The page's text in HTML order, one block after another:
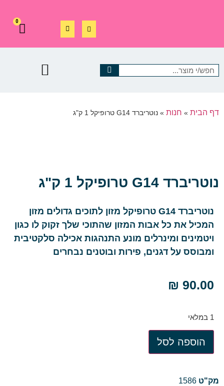
0
דף הבית » חנות » נוטריברד G14 טרופיקל 1 ק"ג
נוטריברד G14 טרופיקל 1 ק"ג
נוטריברד G14 טרופיקל מזון לתוכים גדולים מזון
המכיל את כל אבות המזון שהתוכי שלך זקוק לו כגון
ויטמינים ומינרלים מונע התנהגות אכילה סלקטיבית
ומבוסס על דגנים, פירות ובוטנים נבחרים
₪ 90.00
1 במלאי
הוספה לסל
מק"ט 1586